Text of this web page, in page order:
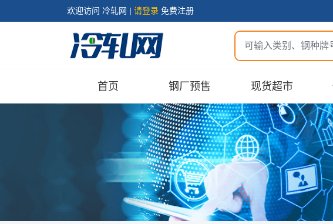
欢迎访问 冷轧网 | 请登录 免费注册
首页 钢厂预售 现货超市